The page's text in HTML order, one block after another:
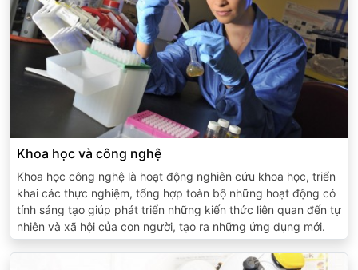
Khoa học và công nghệ
Khoa học công nghệ là hoạt động nghiên cứu khoa học, triển
khai các thực nghiệm, tổng hợp toàn bộ những hoạt động có
tính sáng tạo giúp phát triển những kiến thức liên quan đến tự
nhiên và xã hội của con người, tạo ra những ứng dụng mới.